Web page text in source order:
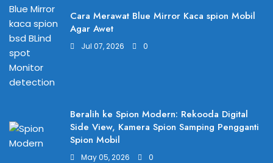
Cara Merawat Blue Mirror Kaca spion Mobil
Agar Awet
Jul 07, 2026 0
Beralih ke Spion Modern: Rekooda Digital
Side View, Kamera Spion Samping Pengganti
Spion Mobil
May 05, 2026 0